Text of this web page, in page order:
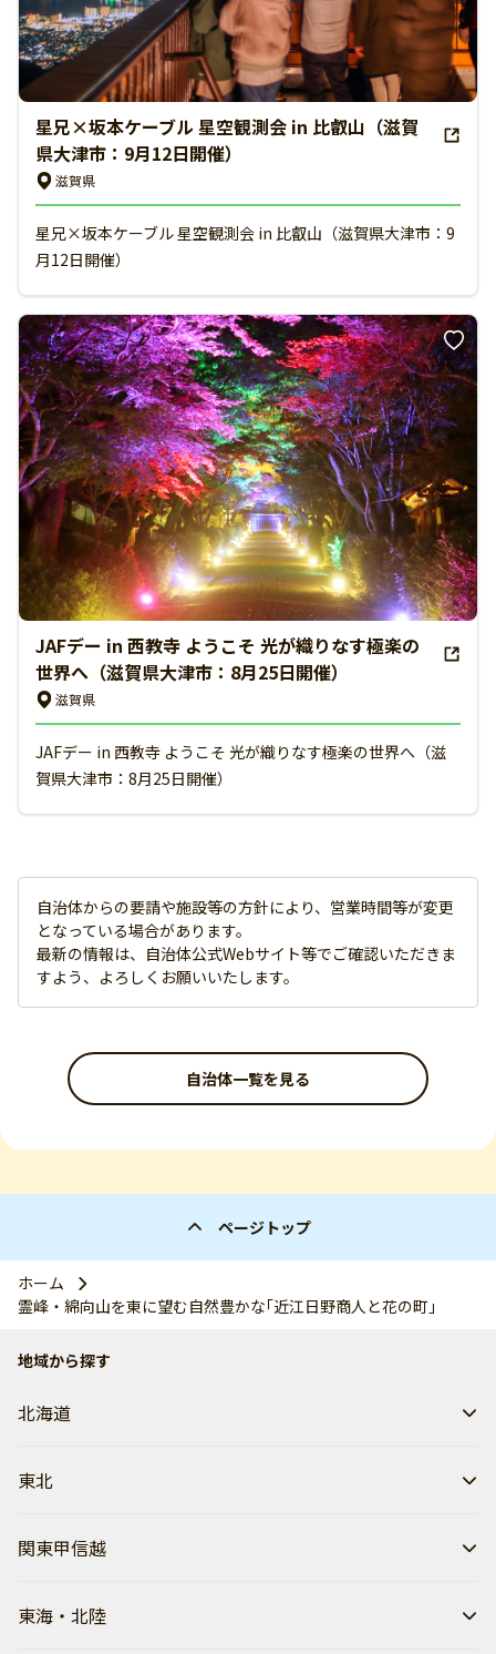
星兄×坂本ケーブル 星空観測会 in 比叡山（滋賀
県大津市：9月12日開催）
滋賀県
星兄×坂本ケーブル 星空観測会 in 比叡山（滋賀県大津市：9
月12日開催）
JAFデー in 西教寺 ようこそ 光が織りなす極楽の
世界へ（滋賀県大津市：8月25日開催）
滋賀県
JAFデー in 西教寺 ようこそ 光が織りなす極楽の世界へ（滋
賀県大津市：8月25日開催）
自治体からの要請や施設等の方針により、営業時間等が変更
となっている場合があります。
最新の情報は、自治体公式Webサイト等でご確認いただきま
すよう、よろしくお願いいたします。
自治体一覧を見る
ページトップ
ホーム
霊峰・綿向山を東に望む自然豊かな｢近江日野商人と花の町｣
地域から探す
北海道
東北
関東甲信越
東海・北陸